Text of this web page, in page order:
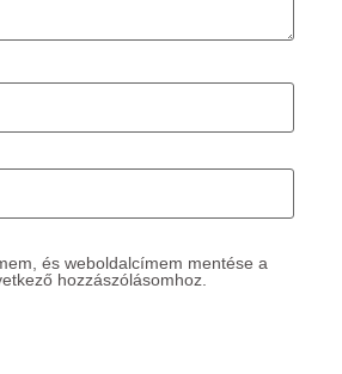
és weboldalcímem mentése a
hozzászólásomhoz.